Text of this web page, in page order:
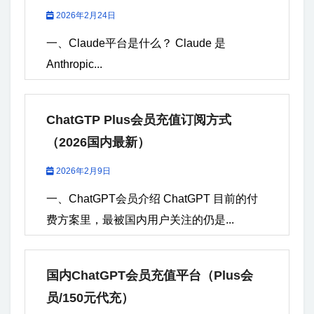
2026年2月24日
一、Claude平台是什么？ Claude 是
Anthropic...
ChatGTP Plus会员充值订阅方式
（2026国内最新）
2026年2月9日
一、ChatGPT会员介绍 ChatGPT 目前的付
费方案里，最被国内用户关注的仍是...
国内ChatGPT会员充值平台（Plus会
员/150元代充）